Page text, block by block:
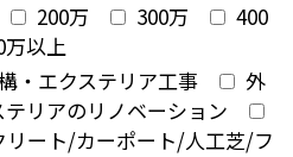
200万 300万
400
万以上
・エクステリア工事
外
リアのリノベーション
リート/カーポート/人工芝/フ